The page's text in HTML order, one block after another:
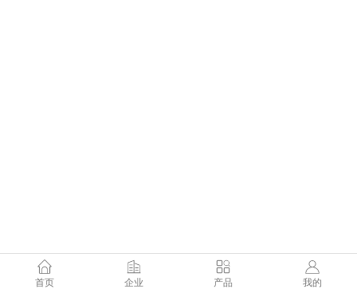
首页 企业 产品 我的